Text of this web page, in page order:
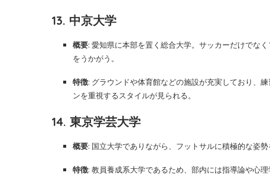
13. 中京大学
概要: 愛知県に本部を置く総合大学。サッカーだけでな
をうかがう。
特徴: グラウンドや体育館などの施設が充実しており、
ンを重視するスタイルが見られる。
14. 東京学芸大学
概要: 国立大学でありながら、フットサルに積極的な姿
特徴: 教員養成系大学であるため、部内には指導論や心